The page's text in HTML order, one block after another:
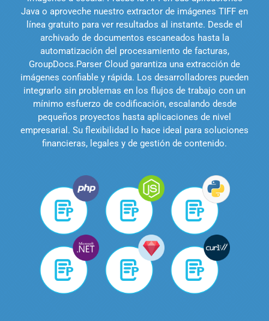
Java o aproveche nuestro extractor de imágenes TIFF en
línea gratuito para ver resultados al instante. Desde el
archivado de documentos escaneados hasta la
automatización del procesamiento de facturas,
GroupDocs.Parser Cloud garantiza una extracción de
imágenes confiable y rápida. Los desarrolladores pueden
integrarlo sin problemas en los flujos de trabajo con un
mínimo esfuerzo de codificación, escalando desde
pequeños proyectos hasta aplicaciones de nivel
empresarial. Su flexibilidad lo hace ideal para soluciones
financieras, legales y de gestión de contenido.